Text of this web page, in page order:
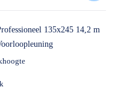
135x245 14,2 m